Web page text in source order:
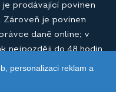
a.s.
prodávající povinen
Zároveň je povinen
daně online; v
nejpozději do 48 hodin.
personalizaci reklam a